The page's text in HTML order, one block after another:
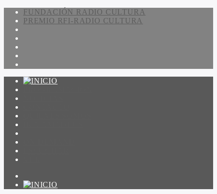
FUNDACIÓN RADIO CULTURA
PREMIO RFI-RADIO CULTURA